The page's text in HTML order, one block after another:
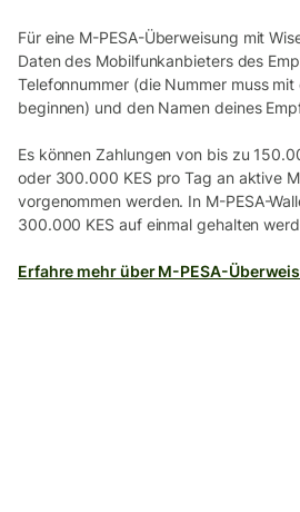
Für eine M-PESA-Überweisung mit
Daten des Mobilfunkanbieters des
Telefonnummer (die Nummer muss
beginnen) und den Namen deines
Es können Zahlungen von bis zu
oder 300.000 KES pro Tag an aktive
vorgenommen werden. In M-PESA-
300.000 KES auf einmal gehalten
Erfahre mehr über M-PESA-